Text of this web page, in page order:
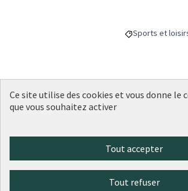
Filtrer les
Sports et
Budget
Suivre Partager
Ce site utilise des cookies et vous donne le
que vous souhaitez activer
Tout accepter
Tout refuser